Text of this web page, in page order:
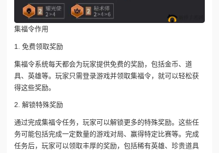
集福令作用
1. 免费领取奖励
集福令系统每天都会为玩家提供免费的奖励，包括金币、道
具、英雄等。玩家只需登录游戏并领取集福令，就可以轻松获
得这些奖励。
2. 解锁特殊奖励
通过完成集福令任务，玩家可以解锁更多的特殊奖励。这些任
务可能包括完成一定数量的游戏对局、赢得特定比赛等。完成
任务后，玩家可以领取丰厚的奖励，包括稀有英雄、珍贵道具